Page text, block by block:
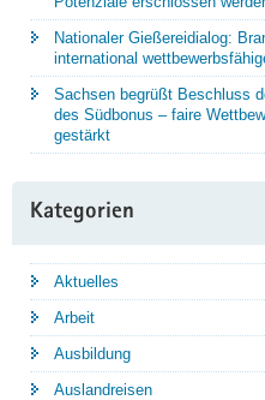
Nationaler Gießereidialog:
international
Sachsen begrüßt Beschluss
des Südbonus – faire
gestärkt
Kategorien
Aktuelles
Arbeit
Ausbildung
Auslandreisen